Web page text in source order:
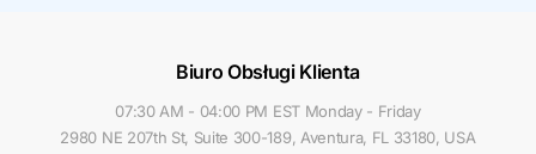
Biuro Obsługi Klienta
07:30 AM - 04:00 PM EST Monday - Friday
2980 NE 207th St, Suite 300-189, Aventura, FL 33180, USA